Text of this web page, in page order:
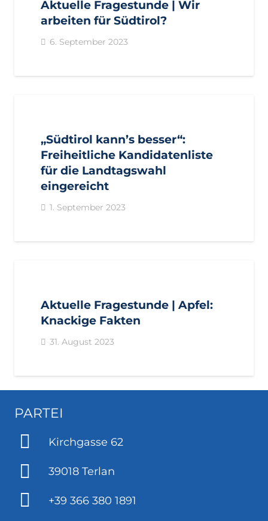
Aktuelle Fragestunde | Wir
arbeiten für Südtirol?
6. September 2023
„Südtirol kann’s besser“:
Freiheitliche Kandidatenliste
für die Landtagswahl
eingereicht
1. September 2023
Aktuelle Fragestunde | Apfel:
Knackige Fakten
31. August 2023
PARTEI
Kirchgasse 62
39018 Terlan
+39 366 380 1891